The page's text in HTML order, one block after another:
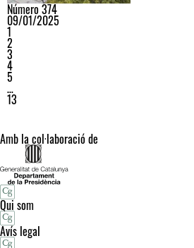
Número 374
09/01/2025
1
2
3
4
5
…
13
Amb la col·laboració de
Qui som
Avís legal